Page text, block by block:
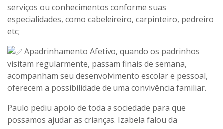
serviços ou conhecimentos conforme suas
especialidades, como cabeleireiro, carpinteiro, pedreiro
etc;
Apadrinhamento Afetivo, quando os padrinhos
visitam regularmente, passam finais de semana,
acompanham seu desenvolvimento escolar e pessoal,
oferecem a possibilidade de uma convivência familiar.
Paulo pediu apoio de toda a sociedade para que
possamos ajudar as crianças. Izabela falou da